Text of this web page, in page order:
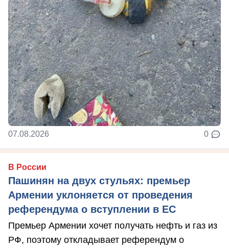
07.08.2026 0
В России
Пашинян на двух стульях: премьер
Армении уклоняется от проведения
референдума о вступлении в ЕС
Премьер Армении хочет получать нефть и газ из
РФ, поэтому откладывает референдум о